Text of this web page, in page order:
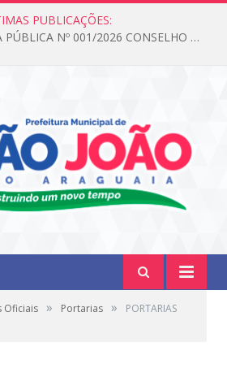
PUBLICAÇÕES:
EDITAL DE CHAMADA PÚBLICA Nº 001/2026 CONSELHO DOS DIREITOS DA CRIANÇA E DO ADOLESCENTE
Oficiais » Portarias »
PORTARIAS